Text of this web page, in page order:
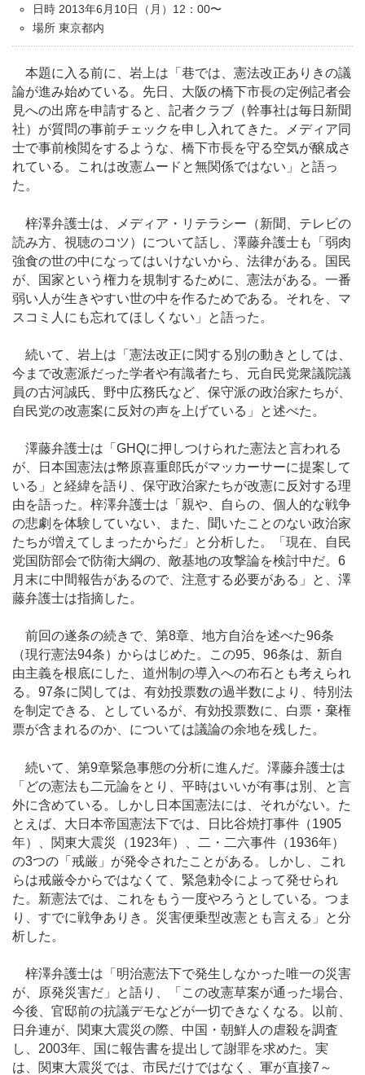
日時 2013年6月10日（月）12：00〜
場所 東京都内
本題に入る前に、岩上は「巷では、憲法改正ありきの議
論が進み始めている。先日、大阪の橋下市長の定例記者会
見への出席を申請すると、記者クラブ（幹事社は毎日新聞
社）が質問の事前チェックを申し入れてきた。メディア同
士で事前検閲をするような、橋下市長を守る空気が醸成さ
れている。これは改憲ムードと無関係ではない」と語っ
た。
梓澤弁護士は、メディア・リテラシー（新聞、テレビの
読み方、視聴のコツ）について話し、澤藤弁護士も「弱肉
強食の世の中になってはいけないから、法律がある。国民
が、国家という権力を規制するために、憲法がある。一番
弱い人が生きやすい世の中を作るためである。それを、マ
スコミ人にも忘れてほしくない」と語った。
続いて、岩上は「憲法改正に関する別の動きとしては、
今まで改憲派だった学者や有識者たち、元自民党衆議院議
員の古河誠氏、野中広務氏など、保守派の政治家たちが、
自民党の改憲案に反対の声を上げている」と述べた。
澤藤弁護士は「GHQに押しつけられた憲法と言われる
が、日本国憲法は幣原喜重郎氏がマッカーサーに提案して
いる」と経緯を語り、保守政治家たちが改憲に反対する理
由を語った。梓澤弁護士は「親や、自らの、個人的な戦争
の悲劇を体験していない、また、聞いたことのない政治家
たちが増えてしまったからだ」と分析した。「現在、自民
党国防部会で防衛大綱の、敵基地の攻撃論を検討中だ。6
月末に中間報告があるので、注意する必要がある」と、澤
藤弁護士は指摘した。
前回の遂条の続きで、第8章、地方自治を述べた96条
（現行憲法94条）からはじめた。この95、96条は、新自
由主義を根底にした、道州制の導入への布石とも考えられ
る。97条に関しては、有効投票数の過半数により、特別法
を制定できる、としているが、有効投票数に、白票・棄権
票が含まれるのか、については議論の余地を残した。
続いて、第9章緊急事態の分析に進んだ。澤藤弁護士は
「どの憲法も二元論をとり、平時はいいが有事は別、と言
外に含めている。しかし日本国憲法には、それがない。た
とえば、大日本帝国憲法下では、日比谷焼打事件（1905
年）、関東大震災（1923年）、二・二六事件（1936年）
の3つの「戒厳」が発令されたことがある。しかし、これ
らは戒厳令からではなくて、緊急勅令によって発せられ
た。新憲法では、これをもう一度やろうとしている。つま
り、すでに戦争ありき。災害便乗型改憲とも言える」と分
析した。
梓澤弁護士は「明治憲法下で発生しなかった唯一の災害
が、原発災害だ」と語り、「この改憲草案が通った場合、
今後、官邸前の抗議デモなどが一切できなくなる。以前、
日弁連が、関東大震災の際、中国・朝鮮人の虐殺を調査
し、2003年、国に報告書を提出して謝罪を求めた。実
は、関東大震災では、市民だけではなく、軍が直接7～